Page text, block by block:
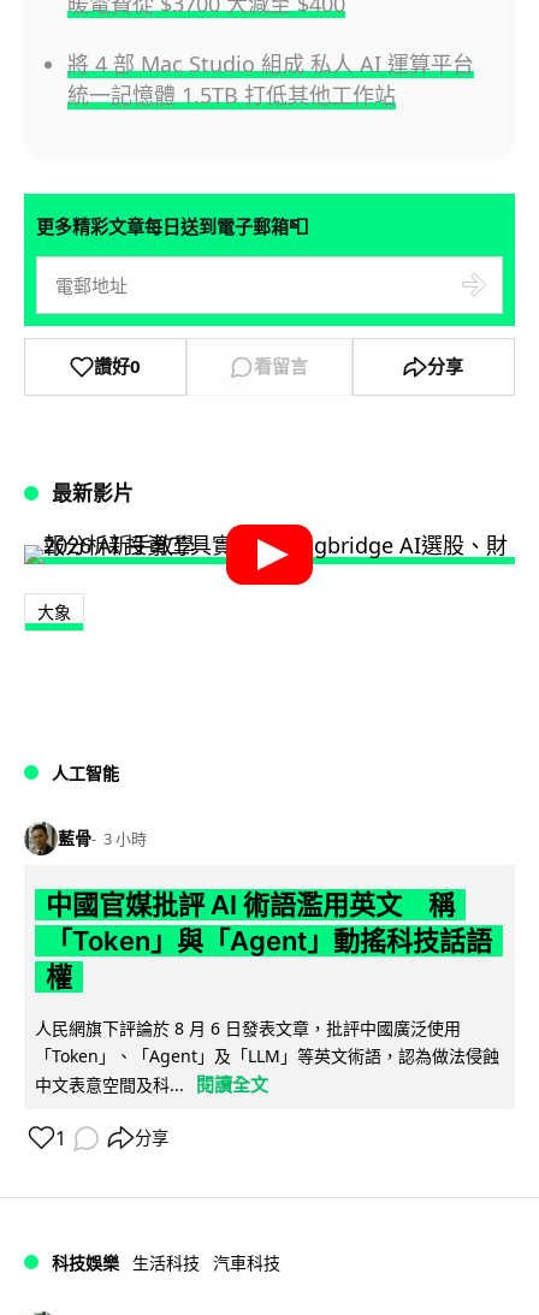
將 4 部 Mac Studio 組成 私人 AI 運算平台
統一記憶體 1.5TB 打低其他工作站
更多精彩文章每日送到電子郵箱📮
讚好0 看留言 分享
最新影片
大象
人工智能
藍骨 3 小時
中國官媒批評 AI 術語濫用英文 稱
「Token」與「Agent」動搖科技話語
權
人民網旗下評論於 8 月 6 日發表文章，批評中國廣泛使用
「Token」、「Agent」及「LLM」等英文術語，認為做法侵蝕
中文表意空間及科...
閱讀全文
1 分享
科技娛樂 生活科技 汽車科技